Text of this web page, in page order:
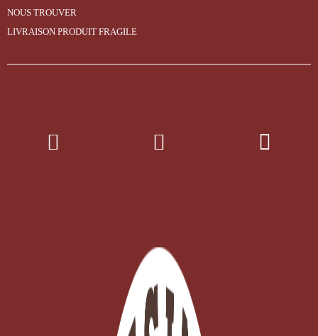
NOUS TROUVER
LIVRAISON PRODUIT FRAGILE